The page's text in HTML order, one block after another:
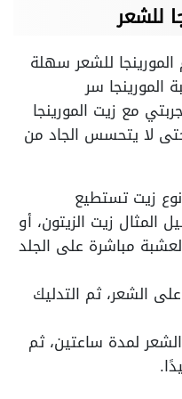
للشعر
للشعر سهلة
سر
مع زيت المورينجا
لا يتحسس الجاد من
زيت تستطيع
زيت الزيتون، أو
مباشرة على الجلد
الشعر، ثم التدليك
لمدة ساعتين، ثم